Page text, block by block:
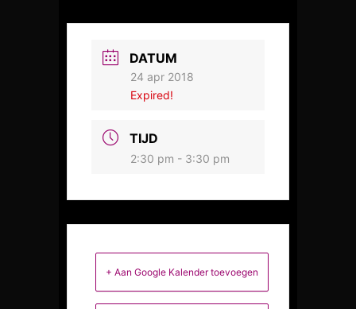
DATUM
24 apr 2018
Expired!
TIJD
2:30 pm - 3:30 pm
+ Aan Google Kalender toevoegen